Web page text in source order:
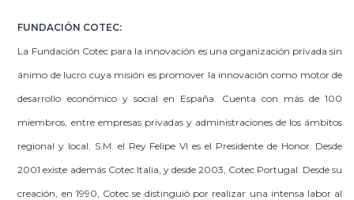
FUNDACIÓN COTEC:
La Fundación Cotec para la innovación es una organización privada sin
ánimo de lucro cuya misión es promover la innovación como motor de
desarrollo económico y social en España. Cuenta con más de 100
miembros, entre empresas privadas y administraciones de los ámbitos
regional y local. S.M. el Rey Felipe VI es el Presidente de Honor. Desde
2001 existe además Cotec Italia, y desde 2003, Cotec Portugal. Desde su
creación, en 1990, Cotec se distinguió por realizar una intensa labor al